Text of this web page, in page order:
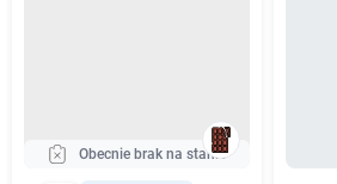
Obecnie brak na stanie